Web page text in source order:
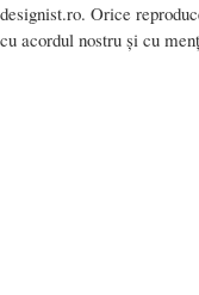
designist.ro. Orice
cu acordul nostru și cu